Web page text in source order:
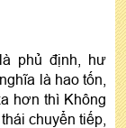
phủ định, hư
là hao tốn,
hơn thì Không
chuyển tiếp,